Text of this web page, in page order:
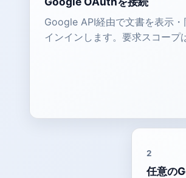
Google API経由で文書を表示
インインします。要求スコープ
2
任意の